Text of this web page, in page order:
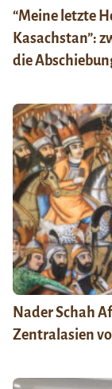
“Meine letzte
Kasachstan”:
die
Nader Schah
Zentralasien